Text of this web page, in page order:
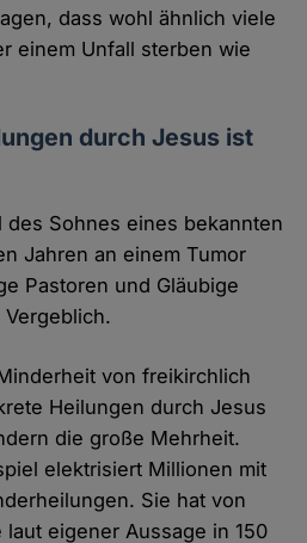
dass wohl ähnlich viele
einem Unfall sterben wie
durch Jesus ist
des Sohnes eines bekannten
Jahren an einem Tumor
Pastoren und Gläubige
von freikirchlich
Heilungen durch Jesus
die große Mehrheit.
elektrisiert Millionen mit
Sie hat von
eigener Aussage in 150